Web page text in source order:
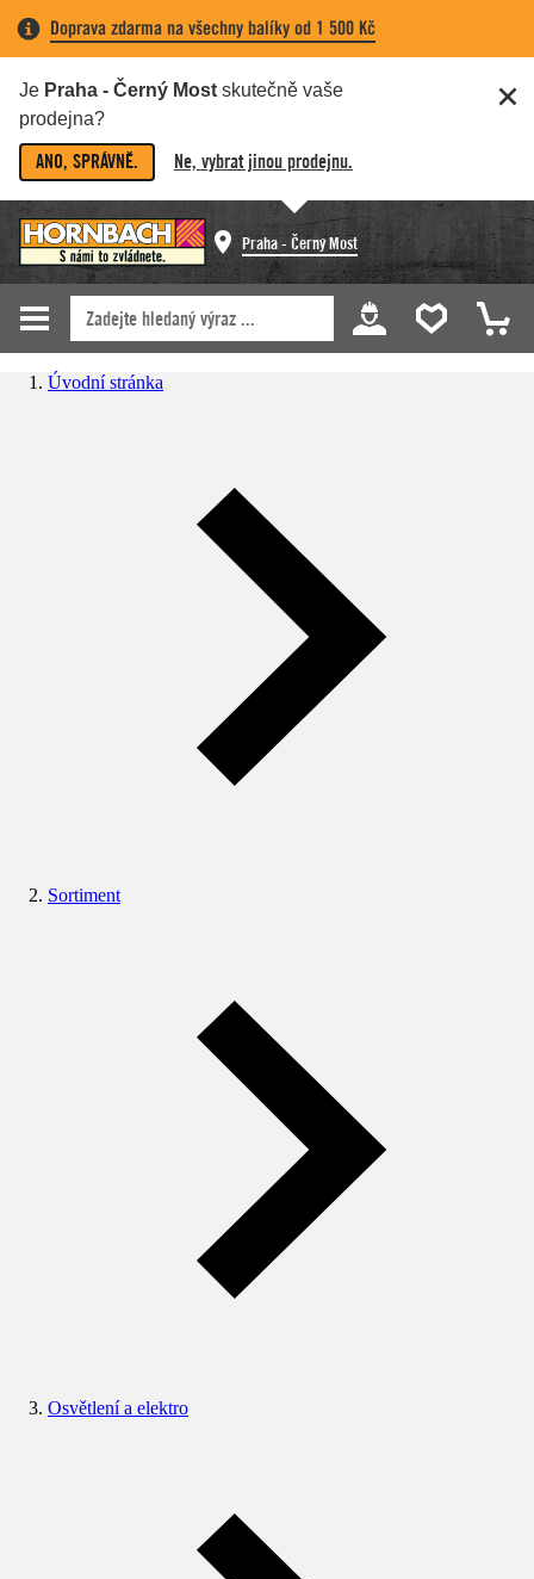
Doprava zdarma na všechny balíky od 1 500 Kč
Je Praha - Černý Most skutečně vaše
prodejna?
ANO, SPRÁVNĚ. Ne, vybrat jinou prodejnu.
Praha - Černý Most
Úvodní stránka
Sortiment
Osvětlení a elektro